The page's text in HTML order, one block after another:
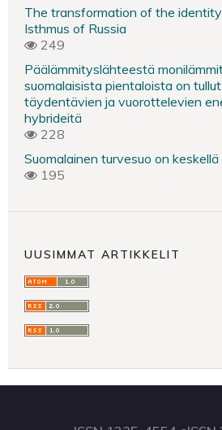
The transformation of the
Isthmus of Russia
249
Päälämmityslähteestä
suomalaisista pientaloista on
täydentävien ja vuorottelevien
hybrideitä
228
Suomalainen turvesuo on
195
UUSIMMAT ARTIKKELIT